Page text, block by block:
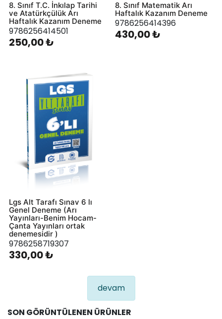
8. Sınıf T.C. İnkılap Tarihi
ve Atatürkçülük Arı
Haftalık Kazanım Deneme
9786256414501
250,00 ₺
8. Sınıf Matematik Arı
Haftalık Kazanım Deneme
9786256414396
430,00 ₺
Lgs Alt Tarafı Sınav 6 lı
Genel Deneme (Arı
Yayınları-Benim Hocam-
Çanta Yayınları ortak
denemesidir )
9786258719307
330,00 ₺
devam
SON GÖRÜNTÜLENEN ÜRÜNLER